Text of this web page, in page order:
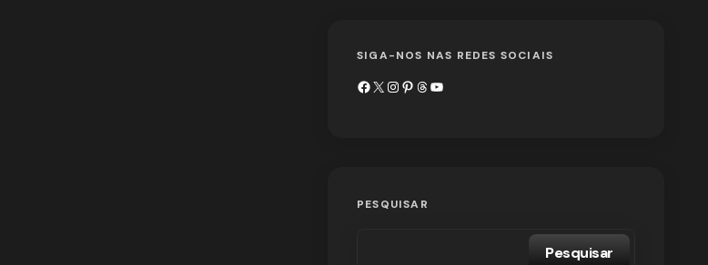
SIGA-NOS NAS REDES SOCIAIS
PESQUISAR
Pesquisar